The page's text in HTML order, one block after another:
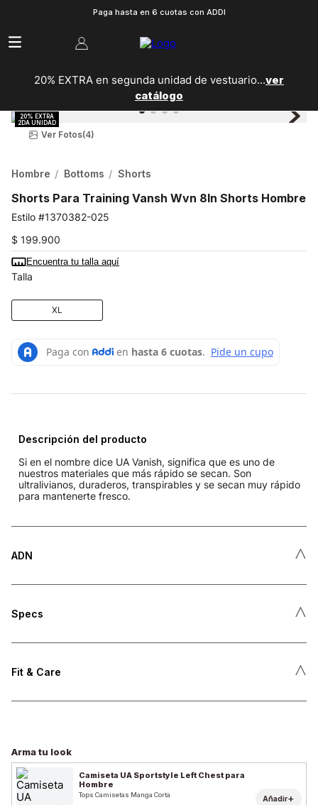
Paga hasta en 6 cuotas con ADDI
20% EXTRA en segunda unidad de vestuario...ver
catálogo
Ver Fotos(4)
Hombre Bottoms Shorts
Shorts Para Training Vansh Wvn 8In Shorts Hombre
1370382-025
$ 199.900
Encuentra tu talla aquí
Talla
XL
Descripción del producto
Si en el nombre dice UA Vanish, significa que es uno de
nuestros materiales que más rápido se secan. Son
ultralivianos, duraderos, transpirables y se secan muy rápido
para mantenerte fresco.
ADN ˄
Specs ˄
Fit & Care ˄
Arma tu look
Camiseta UA Sportstyle Left Chest para
Hombre
Tops Camisetas Manga Corta Añadir+